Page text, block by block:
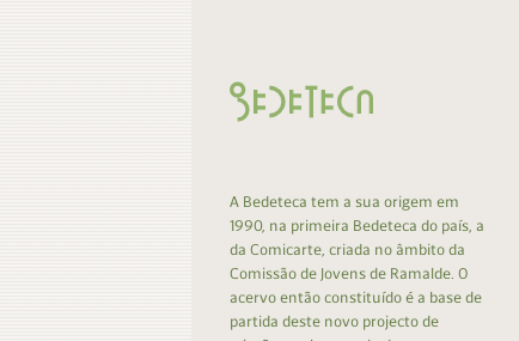
A Bedeteca tem a sua origem em
1990, na primeira Bedeteca do país, a
da Comicarte, criada no âmbito da
Comissão de Jovens de Ramalde. O
acervo então constituído é a base de
partida deste novo projecto de